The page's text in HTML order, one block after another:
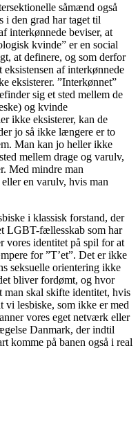
såmænd også
i den grad har taget til
interkønnede beviser, at
kvinde” er en social
at definere, og som derfor
eksistensen af interkønnede
eksisterer. ”Interkønnet”
sig et sted mellem de
og kvinde
ikke eksisterer, kan de
jo så ikke længere er to
Man kan jo heller ikke
mellem drage og varulv,
Med mindre man
en varulv, hvis man
i klassisk forstand, der
LGBT-fællesskab som har
vores identitet på spil for at
for ”T’et”. Det er ikke
seksuelle orientering ikke
bliver fordømt, og hvor
man skal skifte identitet, hvis
vi lesbiske, som ikke er med
vores eget netværk eller
Danmark, der indtil
komme på banen også i real